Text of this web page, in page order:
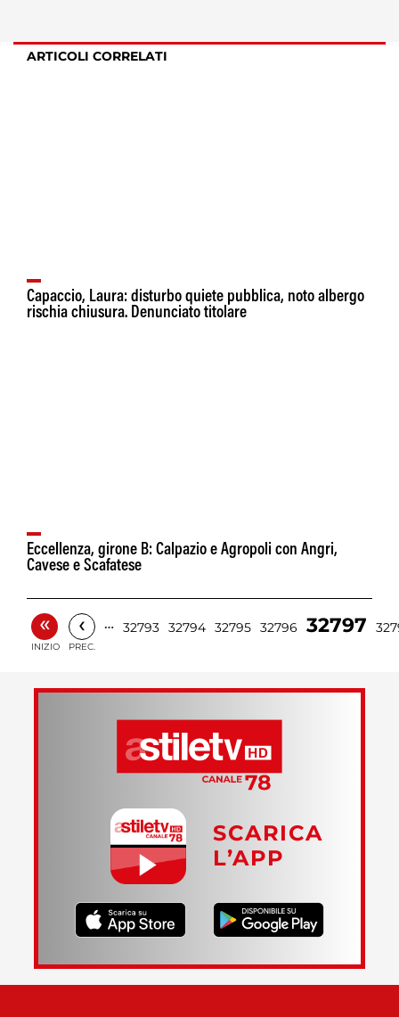
ARTICOLI CORRELATI
Capaccio, Laura: disturbo quiete pubblica, noto albergo
rischia chiusura. Denunciato titolare
Eccellenza, girone B: Calpazio e Agropoli con Angri,
Cavese e Scafatese
«
INIZIO
‹
PREC.
… 32793 32794 32795 32796 32797
SCARICA
L’APP